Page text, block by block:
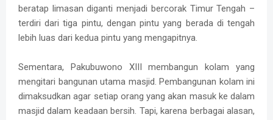
beratap limasan diganti menjadi bercorak Timur Tengah –
terdiri dari tiga pintu, dengan pintu yang berada di tengah
lebih luas dari kedua pintu yang mengapitnya.
Sementara, Pakubuwono XIII membangun kolam yang
mengitari bangunan utama masjid. Pembangunan kolam ini
dimaksudkan agar setiap orang yang akan masuk ke dalam
masjid dalam keadaan bersih. Tapi, karena berbagai alasan,